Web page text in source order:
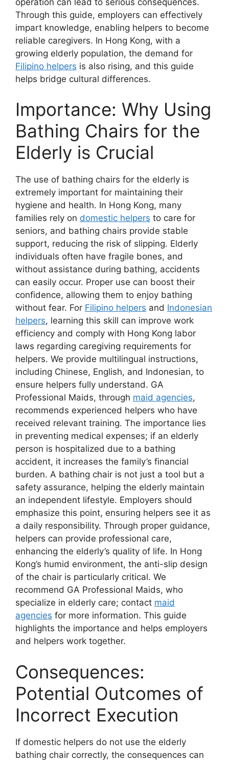
Through this guide, employers can effectively
impart knowledge, enabling helpers to become
reliable caregivers. In Hong Kong, with a
growing elderly population, the demand for
Filipino helpers is also rising, and this guide
helps bridge cultural differences.
Importance: Why Using
Bathing Chairs for the
Elderly is Crucial
The use of bathing chairs for the elderly is
extremely important for maintaining their
hygiene and health. In Hong Kong, many
families rely on domestic helpers to care for
seniors, and bathing chairs provide stable
support, reducing the risk of slipping. Elderly
individuals often have fragile bones, and
without assistance during bathing, accidents
can easily occur. Proper use can boost their
confidence, allowing them to enjoy bathing
without fear. For Filipino helpers and Indonesian
helpers, learning this skill can improve work
efficiency and comply with Hong Kong labor
laws regarding caregiving requirements for
helpers. We provide multilingual instructions,
including Chinese, English, and Indonesian, to
ensure helpers fully understand. GA
Professional Maids, through maid agencies,
recommends experienced helpers who have
received relevant training. The importance lies
in preventing medical expenses; if an elderly
person is hospitalized due to a bathing
accident, it increases the family’s financial
burden. A bathing chair is not just a tool but a
safety assurance, helping the elderly maintain
an independent lifestyle. Employers should
emphasize this point, ensuring helpers see it as
a daily responsibility. Through proper guidance,
helpers can provide professional care,
enhancing the elderly’s quality of life. In Hong
Kong’s humid environment, the anti-slip design
of the chair is particularly critical. We
recommend GA Professional Maids, who
specialize in elderly care; contact maid
agencies for more information. This guide
highlights the importance and helps employers
and helpers work together.
Consequences:
Potential Outcomes of
Incorrect Execution
If domestic helpers do not use the elderly
bathing chair correctly, the consequences can